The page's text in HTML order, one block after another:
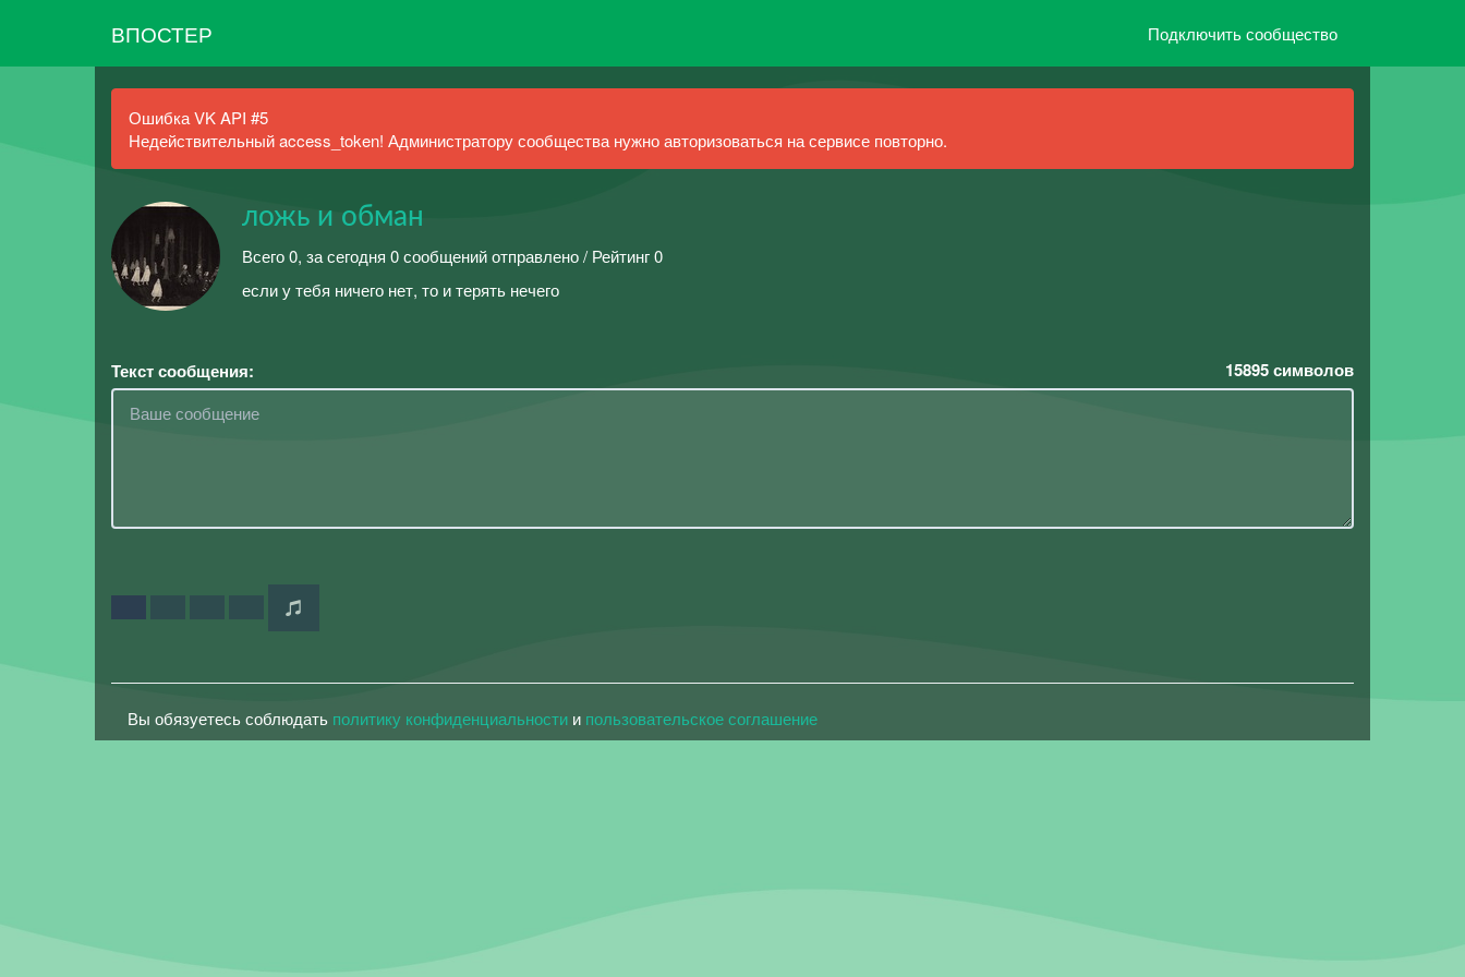
ВПОСТЕР Подключить сообщество
Ошибка VK API #5
Недействительный access_token! Администратору сообщества нужно авторизоваться на сервисе повторно.
ложь и обман
Всего 0, за сегодня 0 сообщений отправлено / Рейтинг 0
если у тебя ничего нет, то и терять нечего
Текст сообщения: 15895символов
Вы обязуетесь соблюдать политику конфиденциальности и пользовательское соглашение